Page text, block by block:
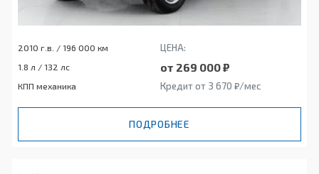
2010 г.в. / 196 000 км ЦЕНА:
1.8 л / 132 лс от 269 000 ₽
КПП механика Кредит от 3 670 ₽/мес
ПОДРОБНЕЕ